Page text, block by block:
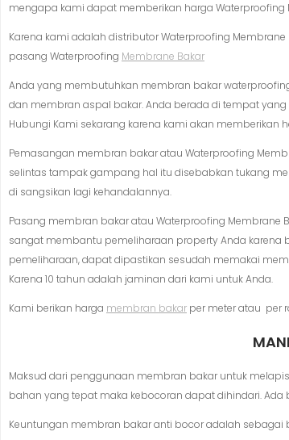
mengapa kami dapat memberikan harga Waterproofing
Karena kami adalah distributor Waterproofing
pasang Waterproofing Membrane Bakar
Anda yang membutuhkan membran bakar
dan membran aspal bakar. Anda berada di tempat
Hubungi Kami sekarang karena kami akan
Pemasangan membran bakar atau Waterproofing
selintas tampak gampang hal itu disebabkan tukang
di sangsikan lagi kehandalannya.
Pasang membran bakar atau Waterproofing
sangat membantu pemeliharaan property Anda karena
pemeliharaan, dapat dipastikan sesudah memakai
Karena 10 tahun adalah jaminan dari kami untuk Anda.
Kami berikan harga membran bakar per meter atau per
Maksud dari penggunaan membran bakar untuk
bahan yang tepat maka kebocoran dapat dihindari.
Keuntungan membran bakar anti bocor adalah sebagai